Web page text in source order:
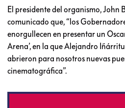
El presidente del organismo, John
comunicado que, “los
enorgullecen en presentar un
Arena’, en la que Alejandro
abrieron para nosotros nuevas
cinematográfica”.